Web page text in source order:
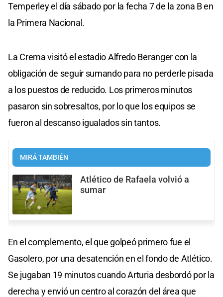
Temperley el día sábado por la fecha 7 de la zona B en
la Primera Nacional.
La Crema visitó el estadio Alfredo Beranger con la
obligación de seguir sumando para no perderle pisada
a los puestos de reducido. Los primeros minutos
pasaron sin sobresaltos, por lo que los equipos se
fueron al descanso igualados sin tantos.
MIRÁ TAMBIÉN
Atlético de Rafaela volvió a
sumar
En el complemento, el que golpeó primero fue el
Gasolero, por una desatención en el fondo de Atlético.
Se jugaban 19 minutos cuando Arturia desbordó por la
derecha y envió un centro al corazón del área que